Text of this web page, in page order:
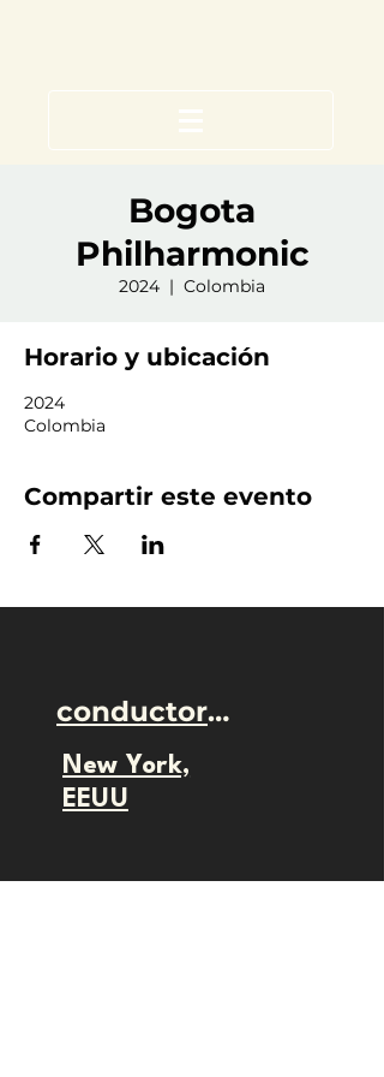
Bogota
Philharmonic
2024
  |
Colombia
Horario y ubicación
2024
Colombia
Compartir este evento
conductor@camilotellez.com
New York,
EEUU